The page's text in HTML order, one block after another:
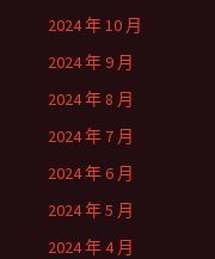
2024 年 10 月
2024 年 9 月
2024 年 8 月
2024 年 7 月
2024 年 6 月
2024 年 5 月
2024 年 4 月